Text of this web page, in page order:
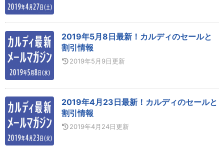
2019年5月8日最新！カルディのセールと
割引情報
2019年5月9日更新
2019年4月23日最新！カルディのセールと
割引情報
2019年4月24日更新